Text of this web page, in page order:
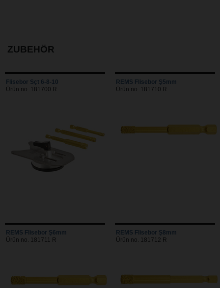
ZUBEHÖR
Flisebor Sçt 6-8-10
Ürün no. 181700 R
REMS Flisebor Ş5mm
Ürün no. 181710 R
REMS Flisebor Ş6mm
Ürün no. 181711 R
REMS Flisebor Ş8mm
Ürün no. 181712 R